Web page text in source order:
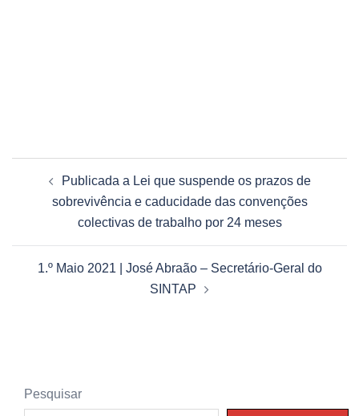
artigos
Publicada a Lei que suspende os prazos de
sobrevivência e caducidade das convenções
colectivas de trabalho por 24 meses
1.º Maio 2021 | José Abraão – Secretário-Geral do
SINTAP
Pesquisar